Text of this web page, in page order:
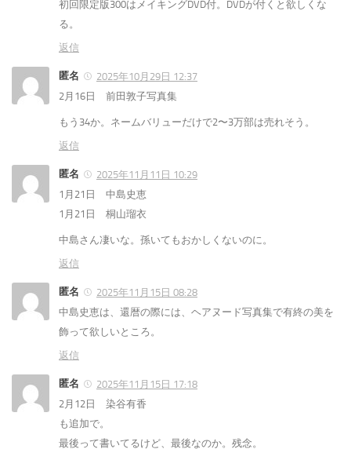
初回限定版300はメイキングDVD付。DVDが付くと欲しくな
る。
返信
匿名
2025年10月29日 12:37
2月16日 前田敦子写真集
もう34か。ネームバリューだけで2〜3万部は売れそう。
返信
匿名
2025年11月11日 10:29
1月21日 中島史恵
1月21日 桐山瑠衣
中島さん凄いな。孫いてもおかしくないのに。
返信
匿名
2025年11月15日 08:28
中島史恵は、還暦の際には、ヘアヌード写真集で有終の美を
飾って欲しいところ。
返信
匿名
2025年11月15日 17:18
2月12日 染谷有香
も追加で。
最後って書いてるけど、最後なのか。残念。